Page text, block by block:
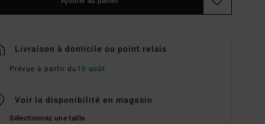
Livraison à domicile ou point relais
Prévue à partir du10 août
Voir la disponibilité en magasin
Sélectionnez une taille